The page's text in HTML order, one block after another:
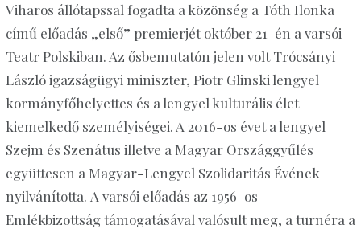
Viharos állótapssal fogadta a közönség a Tóth Ilonka
című előadás „első” premierjét október 21-én a varsói
Teatr Polskiban. Az ősbemutatón jelen volt Trócsányi
László igazságügyi miniszter, Piotr Glinski lengyel
kormányfőhelyettes és a lengyel kulturális élet
kiemelkedő személyiségei. A 2016-os évet a lengyel
Szejm és Szenátus illetve a Magyar Országgyűlés
együttesen a Magyar-Lengyel Szolidaritás Évének
nyilvánította. A varsói előadás az 1956-os
Emlékbizottság támogatásával valósult meg, a turnéra a